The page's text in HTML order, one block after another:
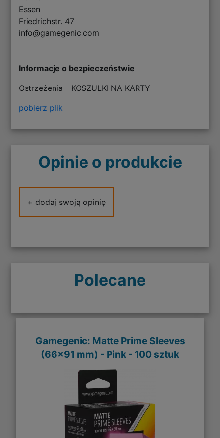
Essen
Friedrichstr. 47
info@gamegenic.com
Informacje o bezpieczeństwie
Ostrzeżenia - KOSZULKI NA KARTY
pobierz plik
Opinie o produkcie
+ dodaj swoją opinię
Polecane
Gamegenic: Matte Prime Sleeves
(66x91 mm) - Pink - 100 sztuk